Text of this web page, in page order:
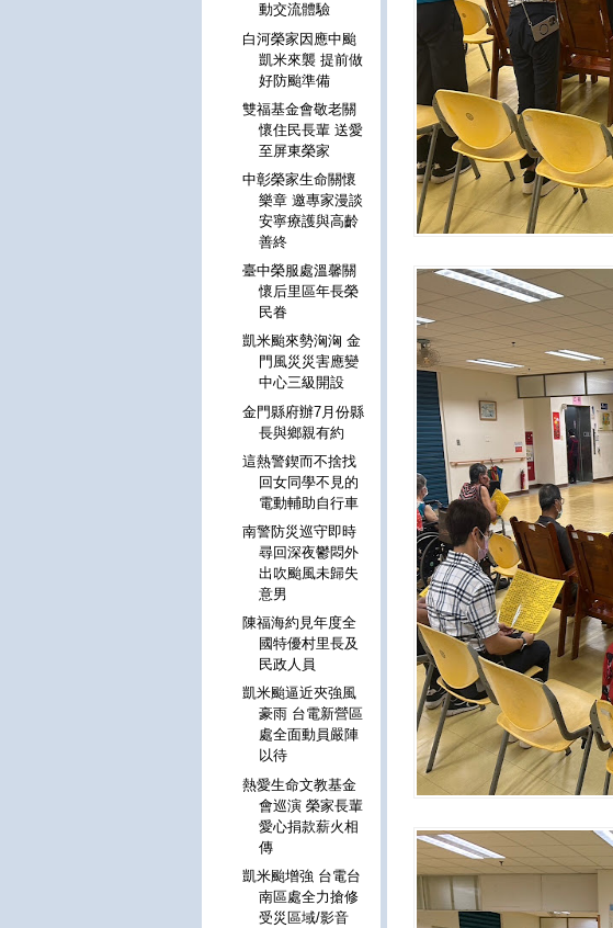
動交流體驗
白河榮家因應中颱
凱米來襲 提前做
好防颱準備
雙福基金會敬老關
懷住民長輩 送愛
至屏東榮家
中彰榮家生命關懷
樂章 邀專家漫談
安寧療護與高齡
善終
臺中榮服處溫馨關
懷后里區年長榮
民眷
凱米颱來勢洶洶 金
門風災災害應變
中心三級開設
金門縣府辦7月份縣
長與鄉親有約
這熱警鍥而不捨找
回女同學不見的
電動輔助自行車
南警防災巡守即時
尋回深夜鬱悶外
出吹颱風未歸失
意男
陳福海約見年度全
國特優村里長及
民政人員
凱米颱逼近夾強風
豪雨 台電新營區
處全面動員嚴陣
以待
熱愛生命文教基金
會巡演 榮家長輩
愛心捐款薪火相
傳
凱米颱增強 台電台
南區處全力搶修
受災區域/影音